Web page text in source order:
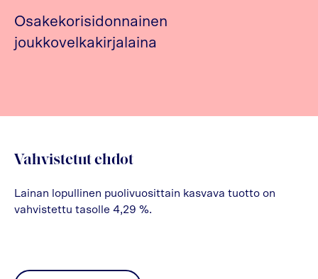
Osakekorisidonnainen
joukkovelkakirjalaina
Vahvistetut ehdot
Lainan lopullinen puolivuosittain kasvava tuotto on
vahvistettu tasolle 4,29 %.